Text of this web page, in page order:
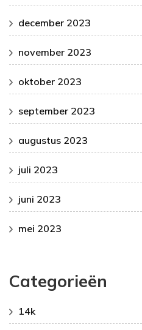
december 2023
november 2023
oktober 2023
september 2023
augustus 2023
juli 2023
juni 2023
mei 2023
Categorieën
14k